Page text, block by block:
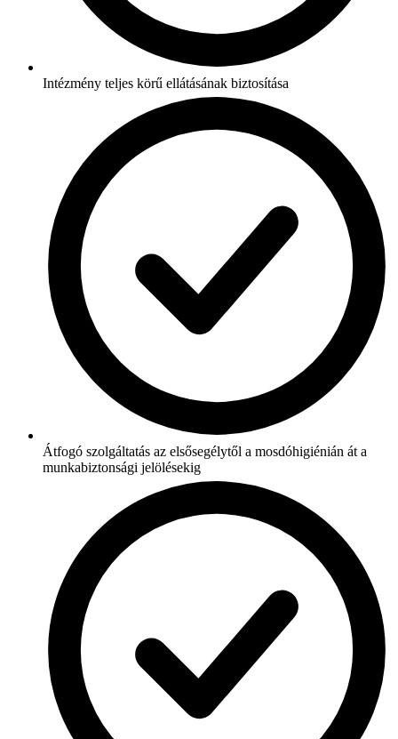
Intézmény teljes körű ellátásának biztosítása
Átfogó szolgáltatás az elsősegélytől a mosdóhigiénián át a
munkabiztonsági jelölésekig